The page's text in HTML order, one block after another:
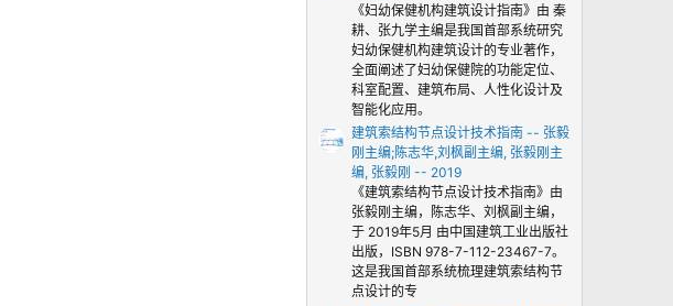
《妇幼保健机构建筑设计指南》由 秦
耕、张九学主编是我国首部系统研究
妇幼保健机构建筑设计的专业著作，
全面阐述了妇幼保健院的功能定位、
科室配置、建筑布局、人性化设计及
智能化应用。
建筑索结构节点设计技术指南 -- 张毅
刚主编;陈志华,刘枫副主编, 张毅刚主
编, 张毅刚 -- 2019
《建筑索结构节点设计技术指南》由
张毅刚主编，陈志华、刘枫副主编，
于 2019年5月 由中国建筑工业出版社
出版，ISBN 978-7-112-23467-7。
这是我国首部系统梳理建筑索结构节
点设计的专